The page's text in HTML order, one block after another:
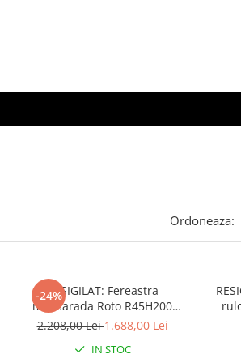
Ordoneaza:
-24%RESIGILAT: Fereastra
mansarada Roto R45H200
65x118
2.208,00 Lei1.688,00 Lei
IN STOC